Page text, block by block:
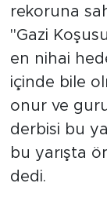
rekoruna
"Gazi
en nihai
içinde bile
onur ve
derbisi bu
bu yarışta
dedi.